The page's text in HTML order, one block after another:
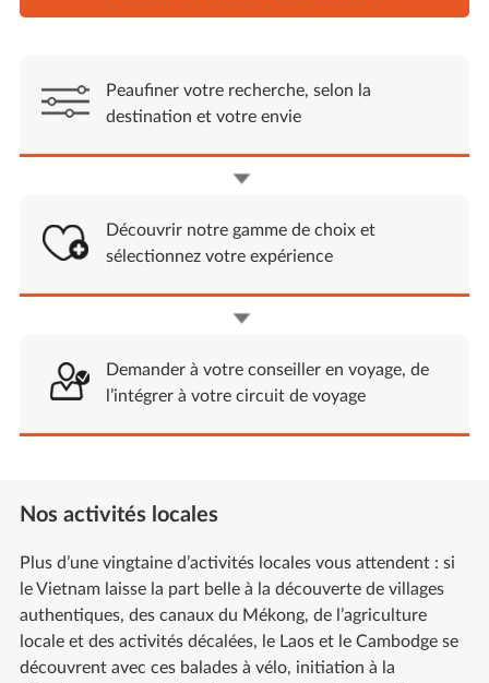
Peaufiner votre recherche, selon la
destination et votre envie
Découvrir notre gamme de choix et
sélectionnez votre expérience
Demander à votre conseiller en voyage, de
l’intégrer à votre circuit de voyage
Nos activités locales
Plus d’une vingtaine d’activités locales vous attendent : si
le Vietnam laisse la part belle à la découverte de villages
authentiques, des canaux du Mékong, de l’agriculture
locale et des activités décalées, le Laos et le Cambodge se
découvrent avec ces balades à vélo, initiation à la